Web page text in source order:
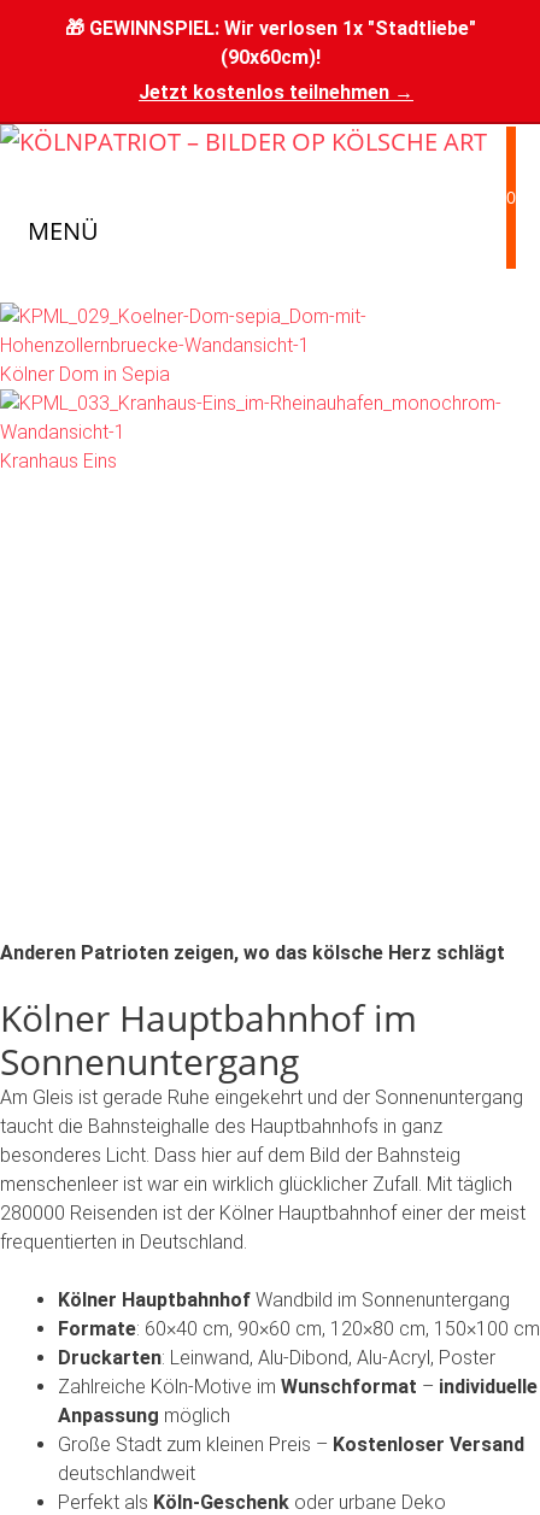
🎁 GEWINNSPIEL: Wir verlosen 1x "Stadtliebe"
(90x60cm)!
Jetzt kostenlos teilnehmen →
0
MENÜ
Kölner Dom in Sepia
Kranhaus Eins
Anderen Patrioten zeigen, wo das kölsche Herz schlägt
Kölner Hauptbahnhof im
Sonnenuntergang
Am Gleis ist gerade Ruhe eingekehrt und der Sonnenuntergang
taucht die Bahnsteighalle des Hauptbahnhofs in ganz
besonderes Licht. Dass hier auf dem Bild der Bahnsteig
menschenleer ist war ein wirklich glücklicher Zufall. Mit täglich
280000 Reisenden ist der Kölner Hauptbahnhof einer der meist
frequentierten in Deutschland.
Kölner Hauptbahnhof Wandbild im Sonnenuntergang
Formate: 60×40 cm, 90×60 cm, 120×80 cm, 150×100 cm
Druckarten: Leinwand, Alu-Dibond, Alu-Acryl, Poster
Zahlreiche Köln-Motive im Wunschformat – individuelle
Anpassung möglich
Große Stadt zum kleinen Preis – Kostenloser Versand
deutschlandweit
Perfekt als Köln-Geschenk oder urbane Deko